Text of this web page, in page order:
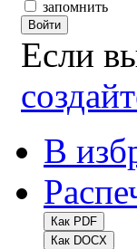
запомнить
Войти
Если
В
Как PDF
Как DOCX